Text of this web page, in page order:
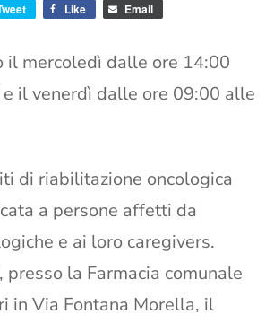
Like Email
il mercoledì dalle ore 14:00
il venerdì dalle ore 09:00 alle
di riabilitazione oncologica
a persone affetti da
e ai loro caregivers.
presso la Farmacia comunale
in Via Fontana Morella, il